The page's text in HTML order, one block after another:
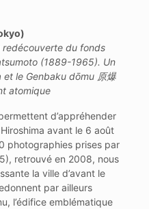
redécouverte du fonds
(1889-1965). Un
le Genbaku dōmu 原爆
atomique
d’appréhender
avant le 6 août
photographies prises par
retrouvé en 2008, nous
la ville d’avant le
par ailleurs
l’édifice emblématique